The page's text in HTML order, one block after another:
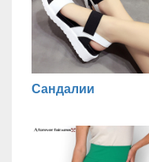
Сандалии